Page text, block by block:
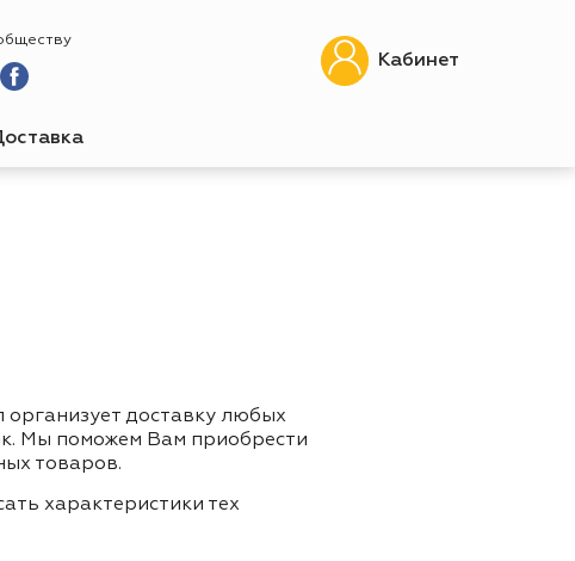
Кабинет
организует доставку любых
Мы поможем Вам приобрести
товаров.
характеристики тех